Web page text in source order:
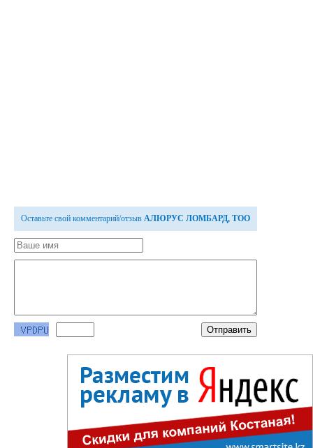
Оставьте свой комментарий/отзыв АЛЮРУС ЛОМБАРД, ТОО